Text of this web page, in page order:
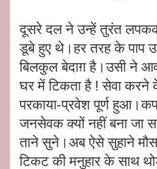
दूसरे दल ने उन्हें तुरंत
डूबे हुए थे।हर तरह के पाप
बिलकुल बेदाग़ है।उसी ने
घर में टिकता है ! सेवा करने
परकाया-प्रवेश पूर्ण
जनसेवक क्यों नहीं बना जा
ताने सुने।अब ऐसे सुहाने
टिकट की मनुहार के साथ